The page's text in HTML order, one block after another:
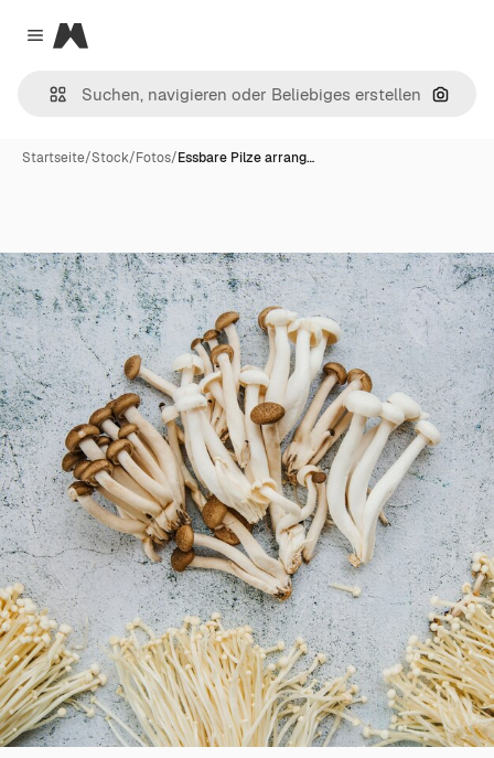
Close menu
Magnific
Nach
Startseite/Stock/Fotos/Essbare Pilze arrang…